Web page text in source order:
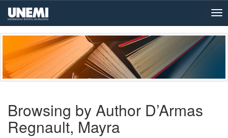
Skip
navigation
Browsing by Author D’Armas
Regnault, Mayra